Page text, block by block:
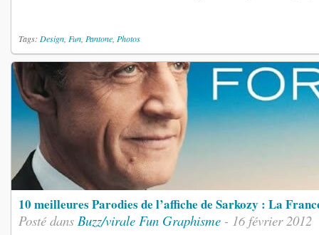
Tags: Design Fun Pantone Photos
10 meilleures Parodies de l’affiche de Sarkozy : La
Posté dans Buzz/virale Fun Graphisme - 16 février 2012